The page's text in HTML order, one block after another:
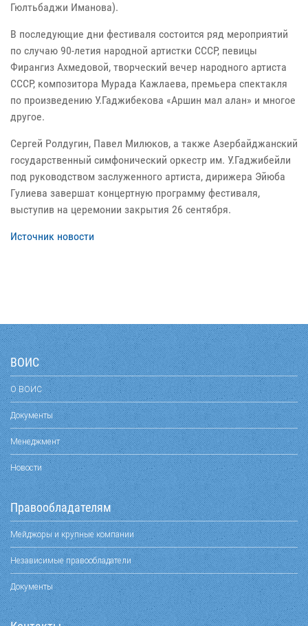
Гюлтьбаджи Иманова).
В последующие дни фестиваля состоится ряд мероприятий
по случаю 90-летия народной артистки СССР, певицы
Фирангиз Ахмедовой, творческий вечер народного артиста
СССР, композитора Мурада Кажлаева, премьера спектакля
по произведению У.Гаджибекова «Аршин мал алан» и многое
другое.
Сергей Ролдугин, Павел Милюков, а также Азербайджанский
государственный симфонический оркестр им. У.Гаджибейли
под руководством заслуженного артиста, дирижера Эйюба
Гулиева завершат концертную программу фестиваля,
выступив на церемонии закрытия 26 сентября.
Источник новости
ВОИС
О ВОИС
Документы
Менеджмент
Новости
Правообладателям
Мейджоры и крупные компании
Независимые правообладатели
Документы